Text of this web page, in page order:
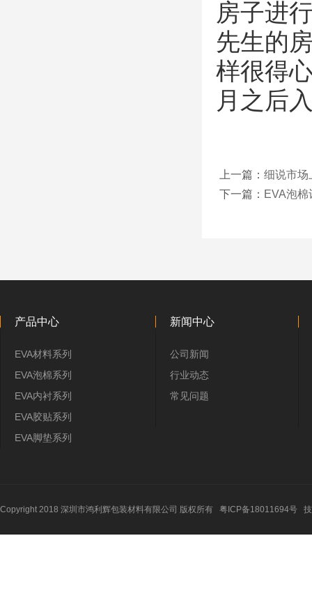
房子进
先生的
样很得
月之后
上一篇： 细说市场
下一篇： EVA泡
产品中心
EVA材料系列
EVA泡棉系列
EVA内衬系列
EVA胶贴系列
EVA脚垫系列
新闻中心
公司新闻
行业动态
常见问题
Copyright 2018 深圳市鸿利辉包装材料有限公司 版权所有 粤ICP备18011694号